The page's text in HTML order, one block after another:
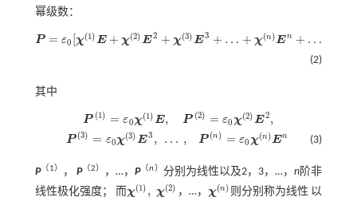
幂级数：
P = ε0 [χ(1)E + χ(2)E2 + χ(3)E3 + … + χ(n)En + …
P= ε0[ χ1E +χ2E2+ χ3 E3+…+χn En +…]
(2)
其中
P (1) = ε0χ(1)E, P (2) = ε0χ(2)E2,
P1 =ε χ1 E, P2=ε0χ 2,
P (3) = ε0χ(3)E3 , … , P (n) = ε0χ(n)En
P3=ε0 χ3E3, … , Pn=ε 0χ n E n (3)
P（1） ， P（2） ，…，P（n ） 分别为线性以及2，3，…，n阶非
线性极化强度； 而χ(1) , χ(2)
χ1, χ 2 ，…，χ(n)
χn
则分别称为线性 以